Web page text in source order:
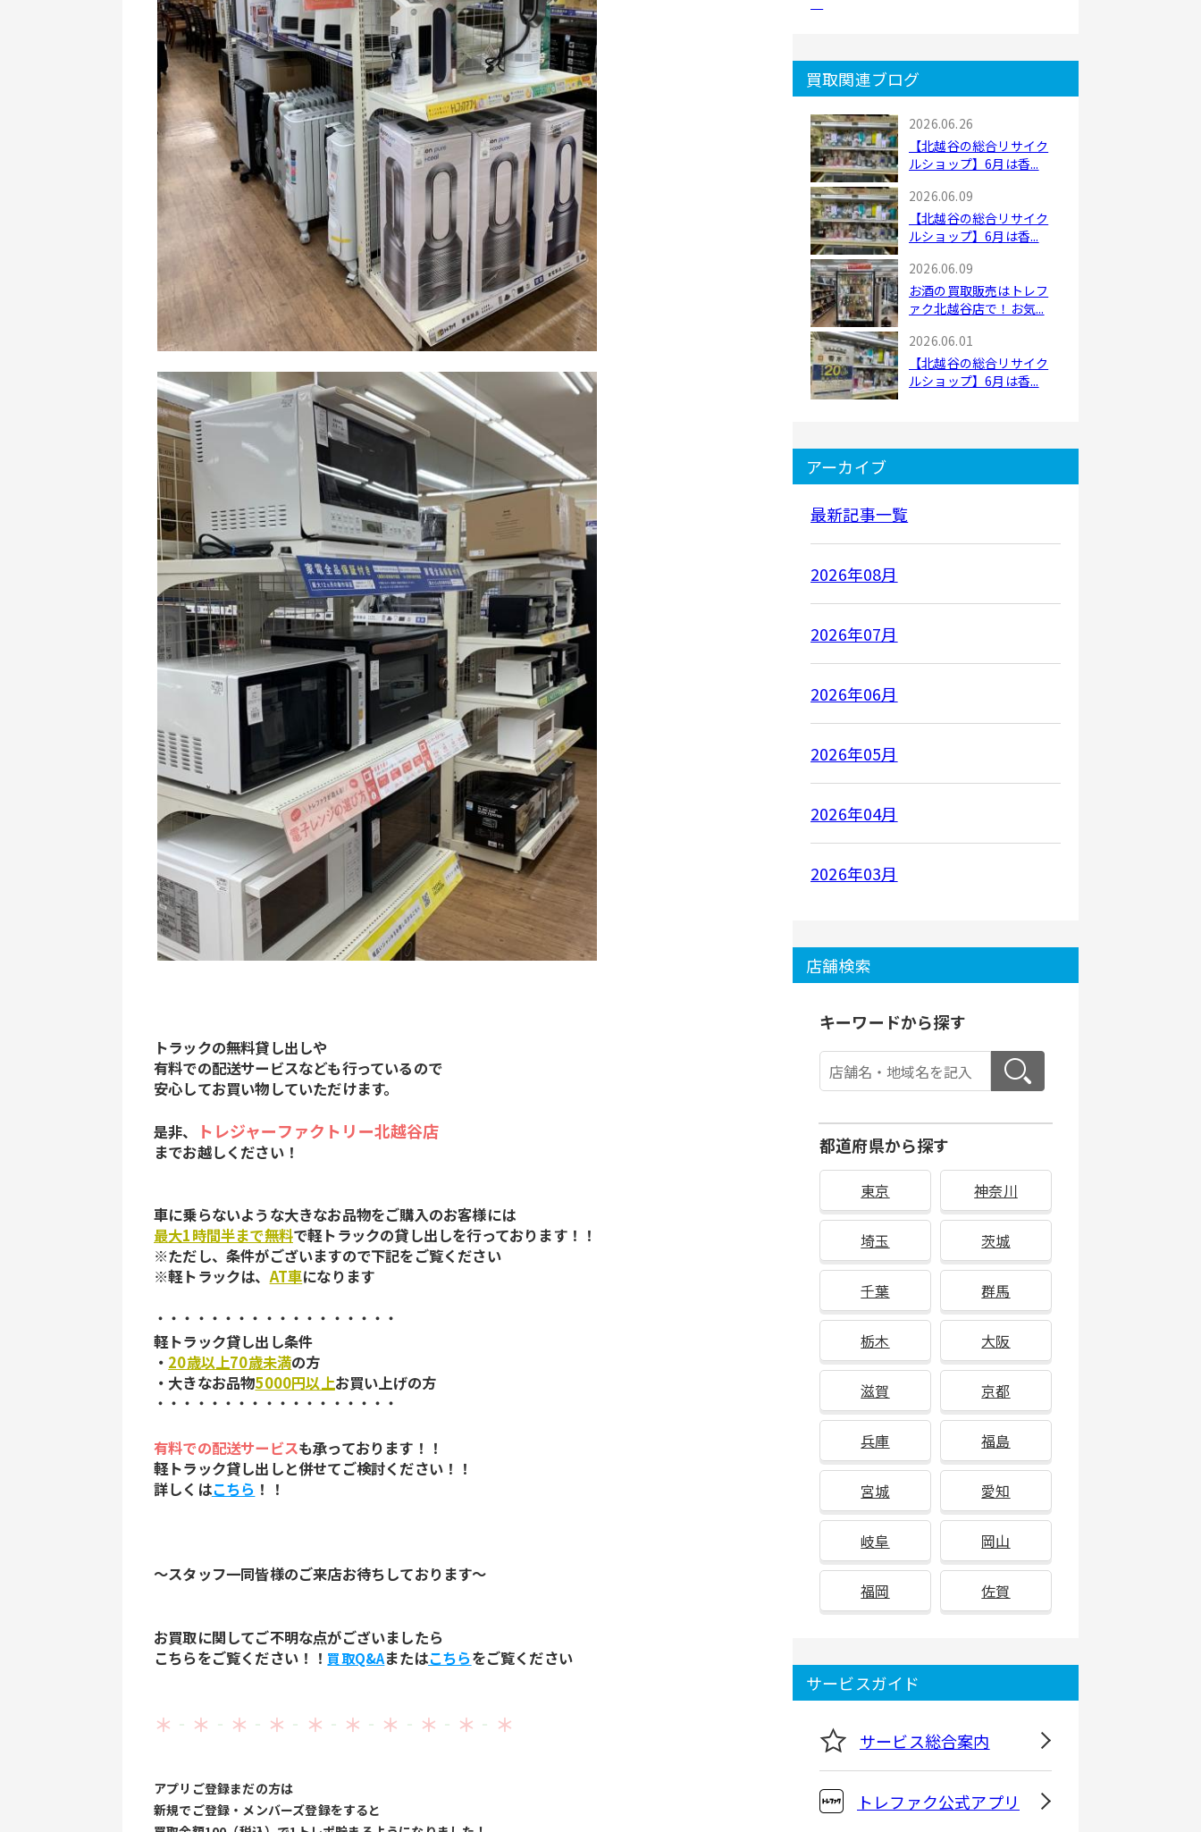
トラックの無料貸し出しや
有料での配送サービスなども行っているので
安心してお買い物していただけます。
是非、
トレジャーファクトリー北越谷店
までお越しください！
車に乗らないような大きなお品物をご購入のお客様には
最大1時間半まで無料で軽トラックの貸し出しを行っております！！
※ただし、条件がございますので下記をご覧ください
※軽トラックは、AT車になります
・・・・・・・・・・・・・・・・・・
軽トラック貸し出し条件
・ 20歳以上70歳未満の方
・大きなお品物5000円以上お買い上げの方
・・・・・・・・・・・・・・・・・・
有料での配送サービスも承っております！！
軽トラック貸し出しと併せてご検討ください！！
詳しくはこちら ！！
～スタッフ一同皆様のご来店お待ちしております～
お買取に関してご不明な点がございましたら
こちらをご覧ください！！ 買取Q&Aまたはこちらをご覧ください
＊ ‐ ＊ ‐ ＊ ‐ ＊ ‐ ＊ ‐ ＊ ‐ ＊ ‐ ＊ ‐ ＊ ‐ ＊
アプリご登録まだの方は
新規でご登録・メンバーズ登録をすると
買取関連ブログ
2026.06.26
【北越谷の総合リサイク
ルショップ】6月は香...
2026.06.09
【北越谷の総合リサイク
ルショップ】6月は香...
2026.06.09
お酒の買取販売はトレフ
ァク北越谷店で！お気...
2026.06.01
【北越谷の総合リサイク
ルショップ】6月は香...
アーカイブ
最新記事一覧
2026年08月
2026年07月
2026年06月
2026年05月
2026年04月
2026年03月
店舗検索
キーワードから探す
都道府県から探す
東京 神奈川
埼玉 茨城
千葉 群馬
栃木 大阪
滋賀 京都
兵庫 福島
宮城 愛知
岐阜 岡山
福岡 佐賀
サービスガイド
サービス総合案内
トレファク公式アプリ